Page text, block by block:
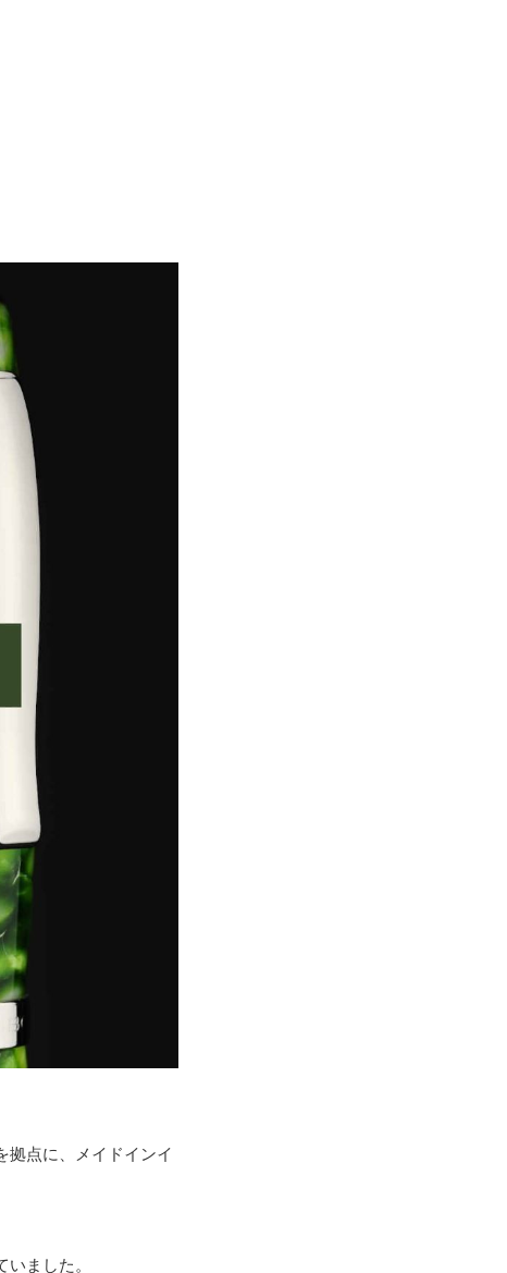
拠点に、メイドインイ
ました。